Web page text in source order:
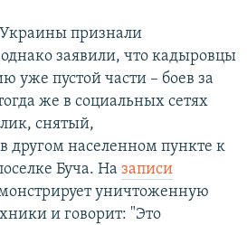
признали
заявили, что кадыровцы
уже пустой части – боев за
же в социальных сетях
снятый,
другом населенном пункте к
Буча. На записи
уничтоженную
и говорит: "Это